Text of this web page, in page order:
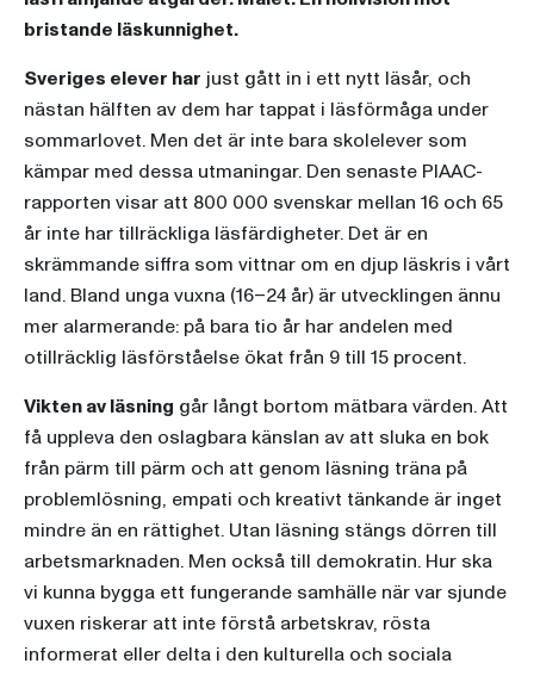
bristande läskunnighet.
Sveriges elever har just gått in i ett nytt läsår, och
nästan hälften av dem har tappat i läsförmåga under
sommarlovet. Men det är inte bara skolelever som
kämpar med dessa utmaningar. Den senaste PIAAC-
rapporten visar att 800 000 svenskar mellan 16 och 65
år inte har tillräckliga läsfärdigheter. Det är en
skrämmande siffra som vittnar om en djup läskris i vårt
land. Bland unga vuxna (16–24 år) är utvecklingen ännu
mer alarmerande: på bara tio år har andelen med
otillräcklig läsförståelse ökat från 9 till 15 procent.
Vikten av läsning går långt bortom mätbara värden. Att
få uppleva den oslagbara känslan av att sluka en bok
från pärm till pärm och att genom läsning träna på
problemlösning, empati och kreativt tänkande är inget
mindre än en rättighet. Utan läsning stängs dörren till
arbetsmarknaden. Men också till demokratin. Hur ska
vi kunna bygga ett fungerande samhälle när var sjunde
vuxen riskerar att inte förstå arbetskrav, rösta
informerat eller delta i den kulturella och sociala